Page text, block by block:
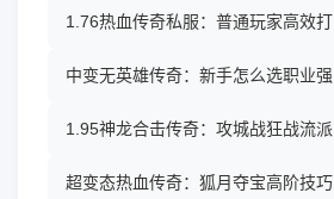
1.76热血传奇私服：普通玩家高效打
中变无英雄传奇：新手怎么选职业强
1.95神龙合击传奇：攻城战狂战流派
超变态热血传奇：狐月夺宝高阶技巧